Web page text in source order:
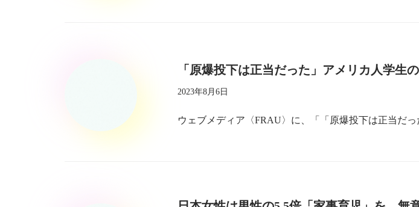
「原爆投下は正当だった」アメリカ人学生
2023年8月6日
ウェブメディア〈FRAU〉に、「「原爆投下は正当だ